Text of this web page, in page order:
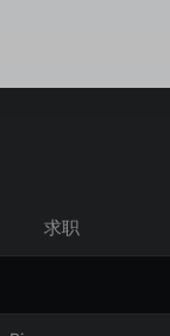
求职